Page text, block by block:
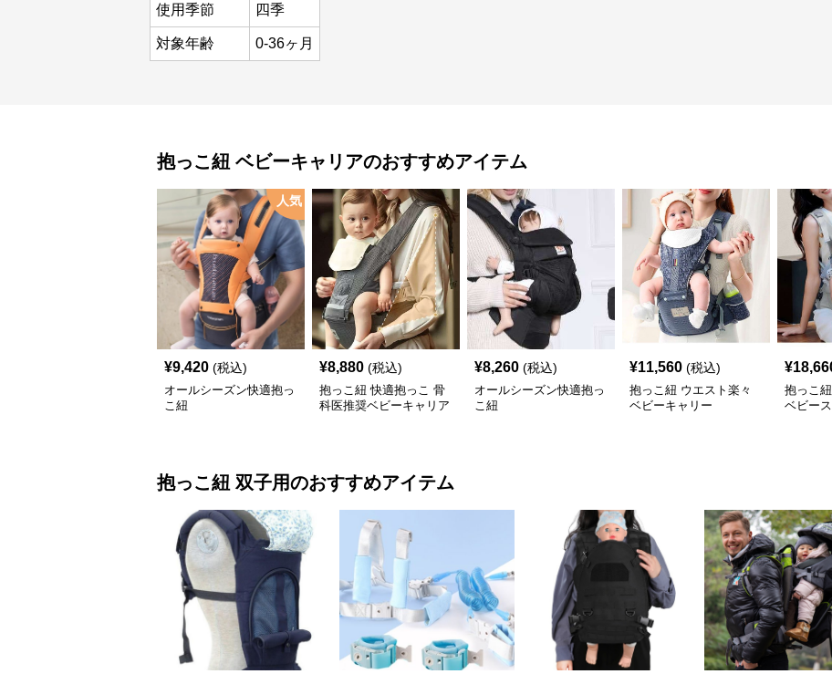
使用季節 四季
対象年齢 0-36ヶ月
抱っこ紐 ベビーキャリアのおすすめアイテム
人気
¥9,420 (税込)
オールシーズン快適抱っ
こ紐
¥8,880 (税込)
抱っこ紐 快適抱っこ 骨
科医推奨ベビーキャリア
¥8,260 (税込)
オールシーズン快適抱っ
こ紐
¥11,560 (税込)
抱っこ紐 ウエスト楽々
ベビーキャリー
¥
抱っこ
ベビー
抱っこ紐 双子用のおすすめアイテム